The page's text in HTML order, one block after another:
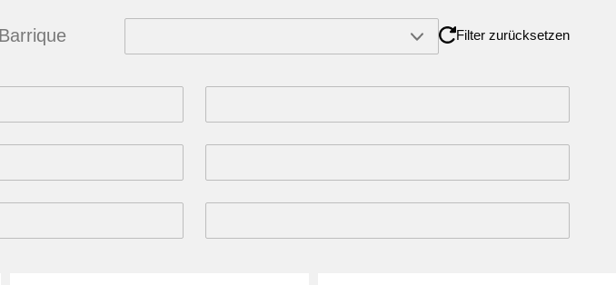
Barrique Filter zurücksetzen